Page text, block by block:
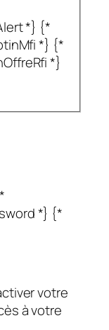
*} {*
*} {*
*}
*} {*
votre
à votre